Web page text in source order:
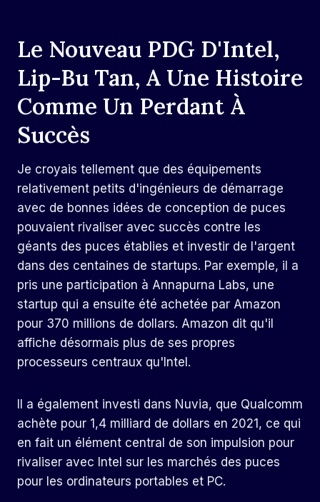
Le Nouveau PDG D'Intel,
Lip-Bu Tan, A Une Histoire
Comme Un Perdant À
Succès
Je croyais tellement que des équipements
relativement petits d'ingénieurs de démarrage
avec de bonnes idées de conception de puces
pouvaient rivaliser avec succès contre les
géants des puces établies et investir de l'argent
dans des centaines de startups. Par exemple, il a
pris une participation à Annapurna Labs, une
startup qui a ensuite été achetée par Amazon
pour 370 millions de dollars. Amazon dit qu'il
affiche désormais plus de ses propres
processeurs centraux qu'Intel.
Il a également investi dans Nuvia, que Qualcomm
achète pour 1,4 milliard de dollars en 2021, ce qui
en fait un élément central de son impulsion pour
rivaliser avec Intel sur les marchés des puces
pour les ordinateurs portables et PC.